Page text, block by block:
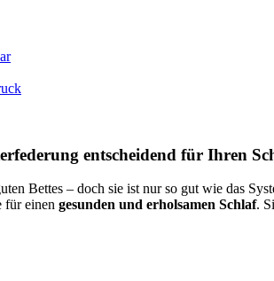
entscheidend für Ihren
Bettes – doch sie ist nur so gut wie das
für einen gesunden und erholsamen Schlaf.